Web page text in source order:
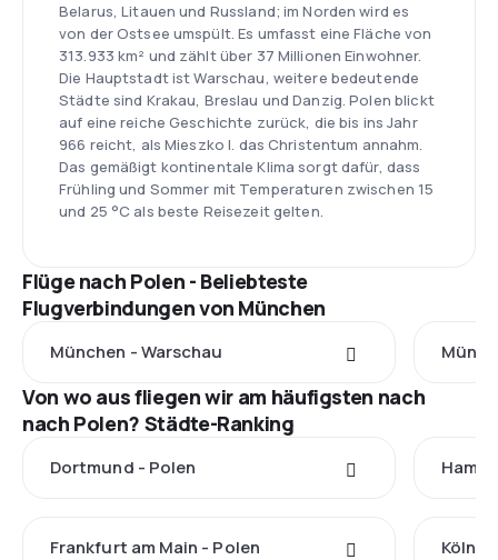
Belarus, Litauen und Russland; im Norden wird es
von der Ostsee umspült. Es umfasst eine Fläche von
313.933 km² und zählt über 37 Millionen Einwohner.
Die Hauptstadt ist Warschau, weitere bedeutende
Städte sind Krakau, Breslau und Danzig. Polen blickt
auf eine reiche Geschichte zurück, die bis ins Jahr
966 reicht, als Mieszko I. das Christentum annahm.
Das gemäßigt kontinentale Klima sorgt dafür, dass
Frühling und Sommer mit Temperaturen zwischen 15
und 25 °C als beste Reisezeit gelten.
Flüge nach Polen - Beliebteste
Flugverbindungen von München
München - Warschau
Von wo aus fliegen wir am häufigsten nach
nach Polen? Städte-Ranking
Dortmund - Polen
Frankfurt am Main - Polen Köln -